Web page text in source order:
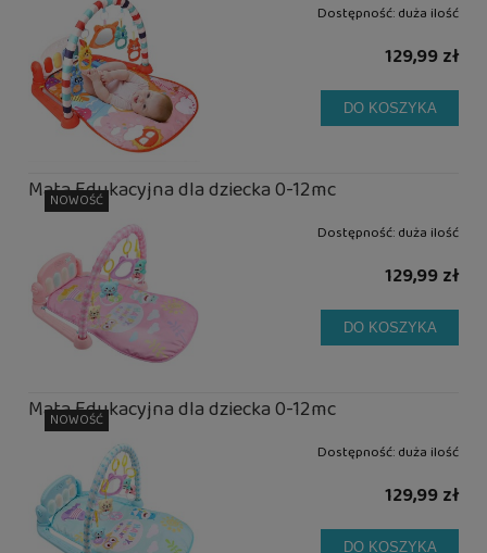
Dostępność:duża ilość
129,99 zł
DO KOSZYKA
Mata Edukacyjna dla dziecka 0-12mc
Dostępność:duża ilość
129,99 zł
DO KOSZYKA
NOWOŚĆ
Mata Edukacyjna dla dziecka 0-12mc
Dostępność:duża ilość
129,99 zł
DO KOSZYKA
NOWOŚĆ